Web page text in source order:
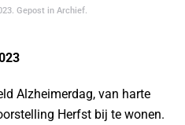
. Gepost in Archief.
Alzheimerdag, van harte
Herfst bij te wonen.